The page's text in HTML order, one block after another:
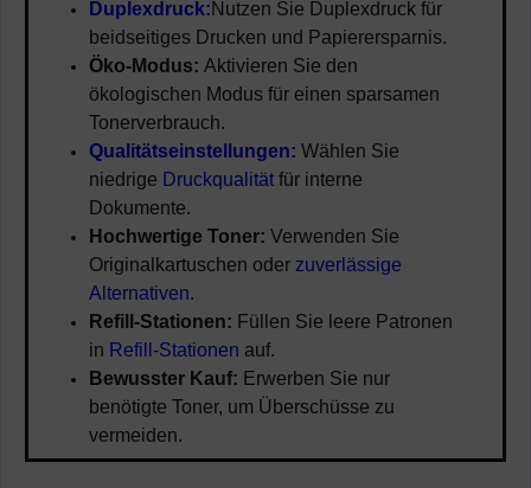
Duplexdruck:Nutzen Sie Duplexdruck für
beidseitiges Drucken und Papierersparnis.
Öko-Modus: Aktivieren Sie den
ökologischen Modus für einen sparsamen
Tonerverbrauch.
Qualitätseinstellungen: Wählen Sie
niedrige Druckqualität für interne
Dokumente.
Hochwertige Toner: Verwenden Sie
Originalkartuschen oder zuverlässige
Alternativen.
Refill-Stationen: Füllen Sie leere Patronen
in Refill-Stationen auf.
Bewusster Kauf: Erwerben Sie nur
benötigte Toner, um Überschüsse zu
vermeiden.